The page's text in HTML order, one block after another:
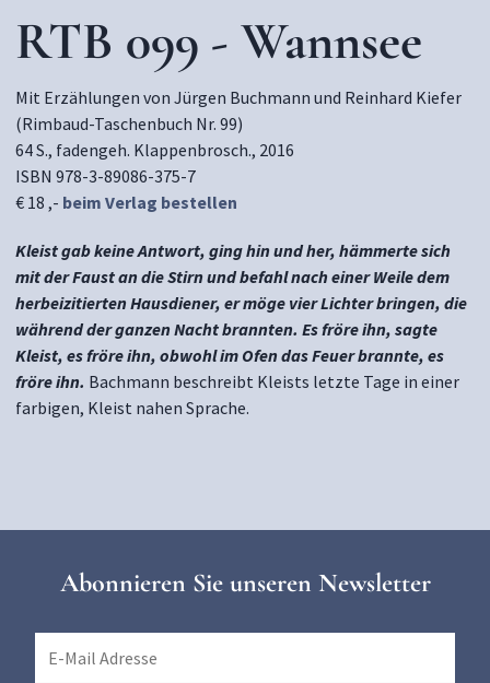
RTB 099 - Wannsee
Mit Erzählungen von Jürgen Buchmann und Reinhard Kiefer
(Rimbaud-Taschenbuch Nr. 99)
64 S., fadengeh. Klappenbrosch., 2016
ISBN 978-3-89086-375-7
€ 18 ,- beim Verlag bestellen
Kleist gab keine Antwort, ging hin und her, hämmerte sich
mit der Faust an die Stirn und befahl nach einer Weile dem
herbeizitierten Hausdiener, er möge vier Lichter bringen, die
während der ganzen Nacht brannten. Es fröre ihn, sagte
Kleist, es fröre ihn, obwohl im Ofen das Feuer brannte, es
fröre ihn. Bachmann beschreibt Kleists letzte Tage in einer
farbigen, Kleist nahen Sprache.
Abonnieren Sie unseren Newsletter